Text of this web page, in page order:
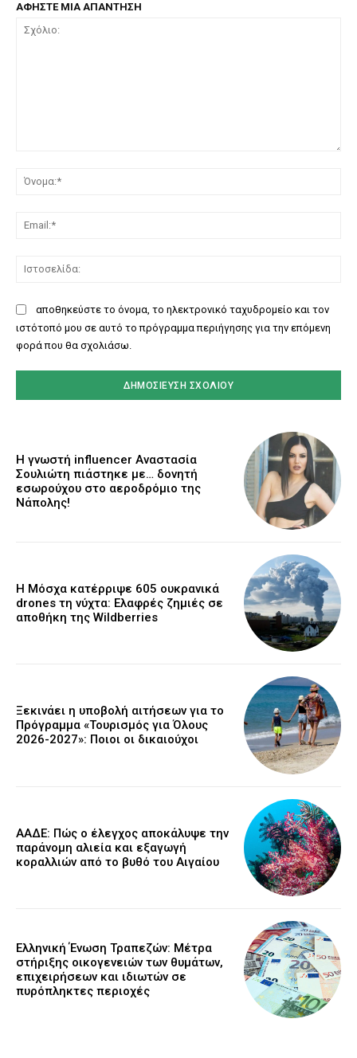
ΑΦΗΣΤΕ ΜΙΑ ΑΠΑΝΤΗΣΗ
αποθηκεύστε το όνομα, το ηλεκτρονικό ταχυδρομείο και τον
ιστότοπό μου σε αυτό το πρόγραμμα περιήγησης για την επόμενη
φορά που θα σχολιάσω.
Η γνωστή influencer Αναστασία
Σουλιώτη πιάστηκε με… δονητή
εσωρούχου στο αεροδρόμιο της
Νάπολης!
Η Μόσχα κατέρριψε 605 ουκρανικά
drones τη νύχτα: Ελαφρές ζημιές σε
αποθήκη της Wildberries
Ξεκινάει η υποβολή αιτήσεων για το
Πρόγραμμα «Τουρισμός για Όλους
2026-2027»: Ποιοι οι δικαιούχοι
ΑΑΔΕ: Πώς ο έλεγχος αποκάλυψε την
παράνομη αλιεία και εξαγωγή
κοραλλιών από το βυθό του Αιγαίου
Ελληνική Ένωση Τραπεζών: Μέτρα
στήριξης οικογενειών των θυμάτων,
επιχειρήσεων και ιδιωτών σε
πυρόπληκτες περιοχές